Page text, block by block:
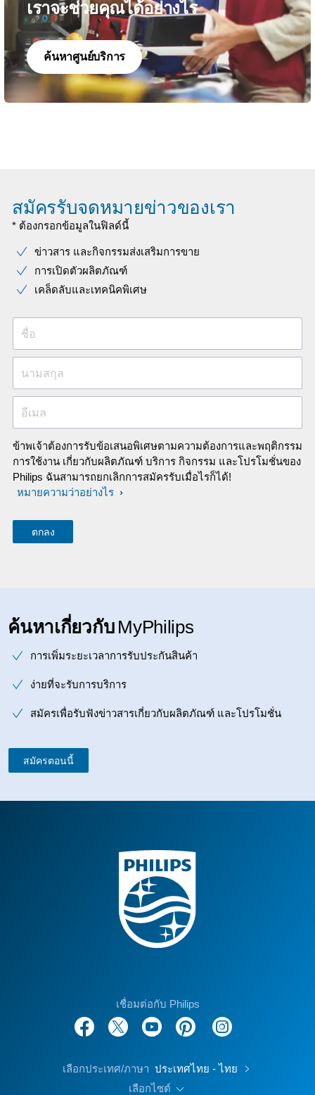
เราจะช่วยคุณได้อย่างไร
ค้นหาศูนย์บริการ
สมัครรับจดหมายข่าวของเรา
* ต้องกรอกข้อมูลในฟิลด์นี้
ข่าวสาร และกิจกรรมส่งเสริมการขาย
การเปิดตัวผลิตภัณฑ์
เคล็ดลับและเทคนิคพิเศษ
ชื่อ
นามสกุล
อีเมล
ข้าพเจ้าต้องการรับข้อเสนอพิเศษตามความต้องการและพฤติกรรม
การใช้งาน เกี่ยวกับผลิตภัณฑ์ บริการ กิจกรรม และโปรโมชั่นของ
Philips ฉันสามารถยกเลิกการสมัครรับเมื่อไรก็ได้!
หมายความว่าอย่างไร
ค้นหาเกี่ยวกับ MyPhilips
การเพิ่มระยะเวลาการรับประกันสินค้า
ง่ายที่จะรับการบริการ
สมัครเพื่อรับฟังข่าวสารเกี่ยวกับผลิตภัณฑ์ และโปรโมชั่น
สมัครตอนนี้
เชื่อมต่อกับ Philips
เลือกประเทศ/ภาษา ประเทศไทย - ไทย
เลือกไซต์